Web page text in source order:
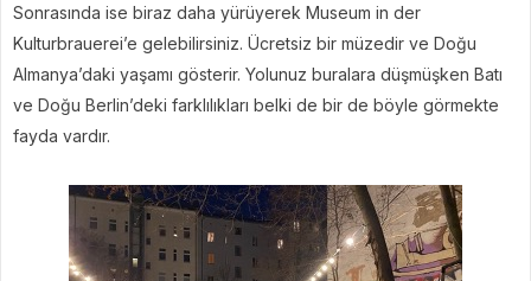
Sonrasında ise biraz daha yürüyerek Museum in der
Kulturbrauerei’e gelebilirsiniz. Ücretsiz bir müzedir ve Doğu
Almanya’daki yaşamı gösterir. Yolunuz buralara düşmüşken Batı
ve Doğu Berlin’deki farklılıkları belki de bir de böyle görmekte
fayda vardır.